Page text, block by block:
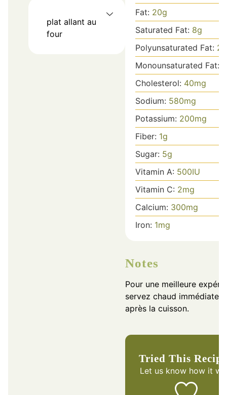
plat allant au
four
Fat: 20g
Saturated Fat: 8g
Polyunsaturated Fat: 2
Monounsaturated Fat:
Cholesterol: 40mg
Sodium: 580mg
Potassium: 200mg
Fiber: 1g
Sugar: 5g
Vitamin A: 500IU
Vitamin C: 2mg
Calcium: 300mg
Iron: 1mg
Notes
Pour une meilleure
servez chaud
après la cuisson.
Tried This
Let us knowhow it